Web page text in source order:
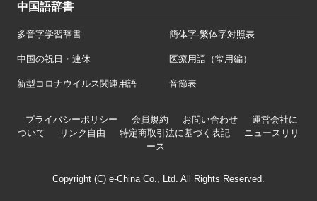
中国語辞書
多音字学習辞書 簡体字·繁体字対照表
中国の祝日・連休 医療用語（常用編）
新型コロナウイルス関連用語 音節表
プライバシーポリシー 会員規約 お問い合わせ
運営会社に
ついて
リンク自由 特定商取引法に基づく表記
ニュースリリ
ース
Copyright (C) e-China Co., Ltd. All Rights Reserved.